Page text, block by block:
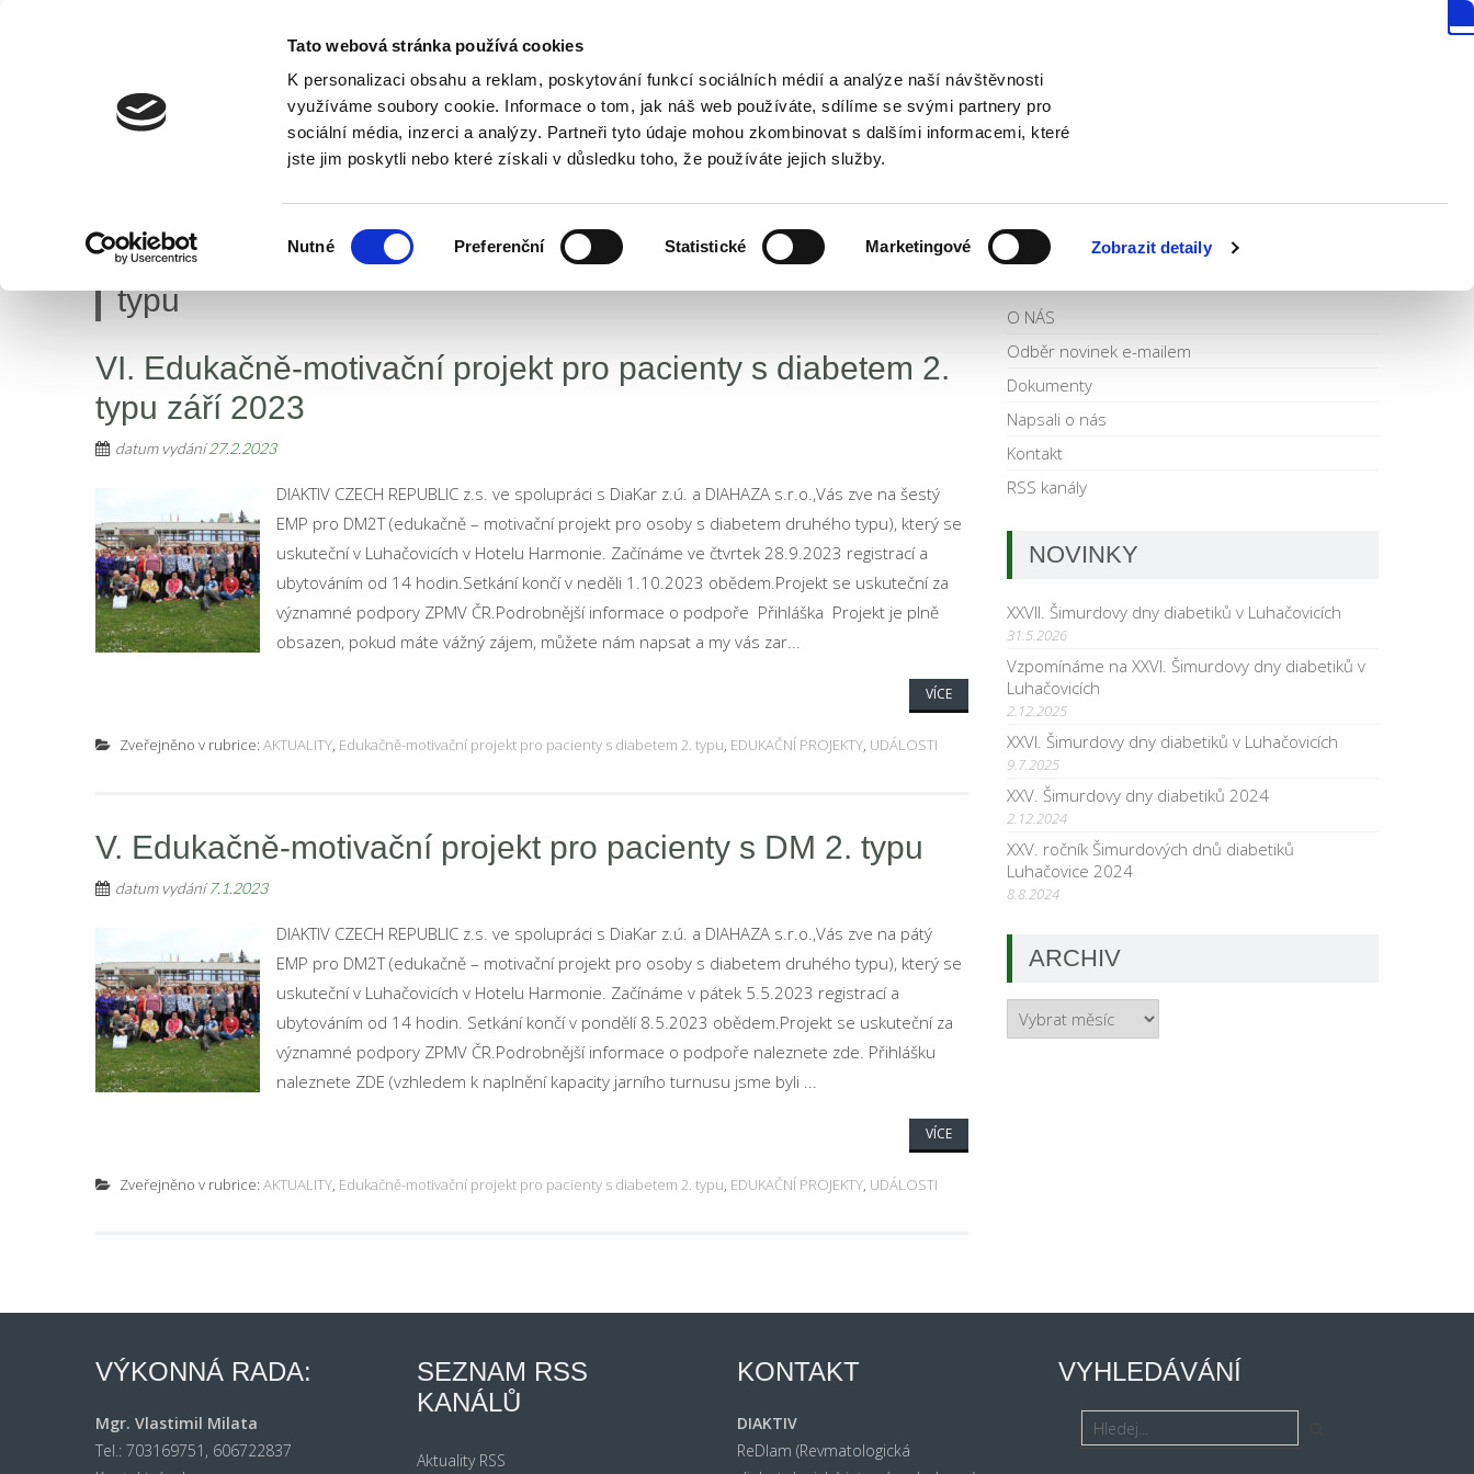
Tato webová stránka používá cookies
K personalizaci obsahu a reklam, poskytování funkcí sociálních médií a analýze naší návštěvnosti
využíváme soubory cookie. Informace o tom, jak náš web používáte, sdílíme se svými partnery pro
sociální média, inzerci a analýzy. Partneři tyto údaje mohou zkombinovat s dalšími informacemi, které
jste jim poskytli nebo které získali v důsledku toho, že používáte jejich služby.
souhlasu
Nutné Preferenční Statistické Marketingové Zobrazit detaily
AKTUALITY KALENDÁŘ AKCÍ EDUKAČNÍ PROJEKTY
Edukačně-motivační projekt pro pacienty s diabetem 2.
typu
VI. Edukačně-motivační projekt pro pacienty s diabetem 2.
typu září 2023
datum vydání27.2.2023
DIAKTIV CZECH REPUBLIC z.s. ve spolupráci s DiaKar z.ú. a DIAHAZA s.r.o.,Vás zve na šestý
EMP pro DM2T (edukačně – motivační projekt pro osoby s diabetem druhého typu), který se
uskuteční v Luhačovicích v Hotelu Harmonie. Začínáme ve čtvrtek 28.9.2023 registrací a
ubytováním od 14 hodin.Setkání končí v neděli 1.10.2023 obědem.Projekt se uskuteční za
významné podpory ZPMV ČR.Podrobnější informace o podpoře Přihláška Projekt je plně
obsazen, pokud máte vážný zájem, můžete nám napsat a my vás zar...
VÍCE
Zveřejněno v rubrice: AKTUALITY, Edukačně-motivační projekt pro pacienty s diabetem 2. typu, EDUKAČNÍ PROJEKTY, UDÁLOSTI
V. Edukačně-motivační projekt pro pacienty s DM 2. typu
datum vydání7.1.2023
DIAKTIV CZECH REPUBLIC z.s. ve spolupráci s DiaKar z.ú. a DIAHAZA s.r.o.,Vás zve na pátý
EMP pro DM2T (edukačně – motivační projekt pro osoby s diabetem druhého typu), který se
uskuteční v Luhačovicích v Hotelu Harmonie. Začínáme v pátek 5.5.2023 registrací a
ubytováním od 14 hodin. Setkání končí v pondělí 8.5.2023 obědem.Projekt se uskuteční za
významné podpory ZPMV ČR.Podrobnější informace o podpoře naleznete zde. Přihlášku
naleznete ZDE (vzhledem k naplnění kapacity jarního turnusu jsme byli ...
VÍCE
Zveřejněno v rubrice: AKTUALITY, Edukačně-motivační projekt pro pacienty s diabetem 2. typu, EDUKAČNÍ PROJEKTY, UDÁLOSTI
DIAKTIV
O NÁS
Odběr novinek e-mailem
Dokumenty
Napsali o nás
Kontakt
RSS kanály
NOVINKY
XXVII. Šimurdovy dny diabetiků v Luhačovicích
31.5.2026
Vzpomínáme na XXVI. Šimurdovy dny diabetiků v
Luhačovicích
2.12.2025
XXVI. Šimurdovy dny diabetiků v Luhačovicích
9.7.2025
XXV. Šimurdovy dny diabetiků 2024
2.12.2024
XXV. ročník Šimurdových dnů diabetiků
Luhačovice 2024
8.8.2024
ARCHIV
Archiv
VÝKONNÁ RADA:
Mgr. Vlastimil Milata
Tel.: 703169751, 606722837
SEZNAM RSS
KANÁLŮ
Aktuality RSS
KONTAKT
DIAKTIV
ReDIam (Revmatologická
VYHLEDÁVÁNÍ